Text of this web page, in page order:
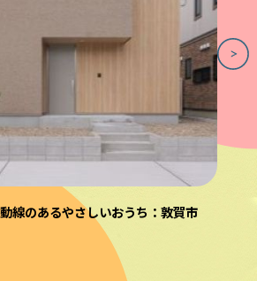
線のあるやさしいおうち：敦賀市